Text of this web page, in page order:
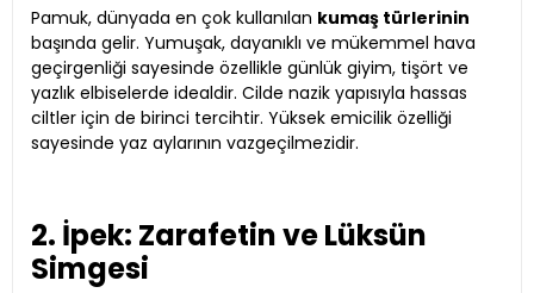
Pamuk, dünyada en çok kullanılan kumaş türlerinin
başında gelir. Yumuşak, dayanıklı ve mükemmel hava
geçirgenliği sayesinde özellikle günlük giyim, tişört ve
yazlık elbiselerde idealdir. Cilde nazik yapısıyla hassas
ciltler için de birinci tercihtir. Yüksek emicilik özelliği
sayesinde yaz aylarının vazgeçilmezidir.
2. İpek: Zarafetin ve Lüksün
Simgesi